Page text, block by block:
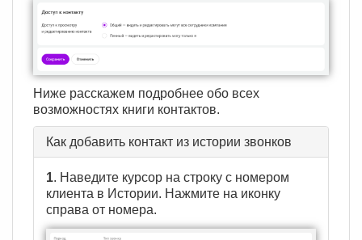
Ниже расскажем подробнее обо всех
возможностях книги контактов.
Как добавить контакт из истории звонков
1. Наведите курсор на строку с номером
клиента в Истории. Нажмите на иконку
справа от номера.